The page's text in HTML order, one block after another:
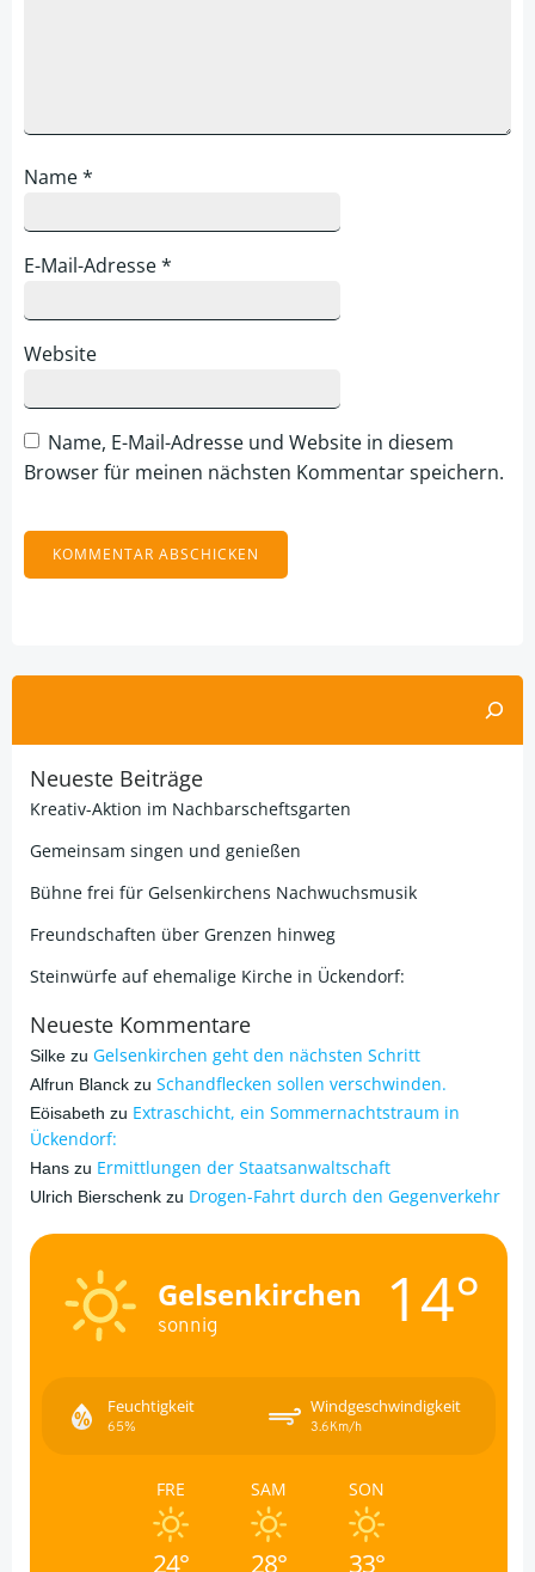
Name*
E-Mail-Adresse*
Website
Name, E-Mail-Adresse und Website in diesem
Browser für meinen nächsten Kommentar speichern.
Neueste Beiträge
Kreativ-Aktion im Nachbarscheftsgarten
Gemeinsam singen und genießen
Bühne frei für Gelsenkirchens Nachwuchsmusik
Freundschaften über Grenzen hinweg
Steinwürfe auf ehemalige Kirche in Ückendorf:
Neueste Kommentare
Silke zu Gelsenkirchen geht den nächsten Schritt
Alfrun Blanck zu Schandflecken sollen verschwinden.
Eöisabeth zu Extraschicht, ein Sommernachtstraum in
Ückendorf:
Hans zu Ermittlungen der Staatsanwaltschaft
Ulrich Bierschenk zu Drogen-Fahrt durch den Gegenverkehr
Gelsenkirchen
sonnig 14°
Feuchtigkeit
65%
Windgeschwindigkeit
3.6Km/h
FRE
24°
SAM
28°
SON
33°